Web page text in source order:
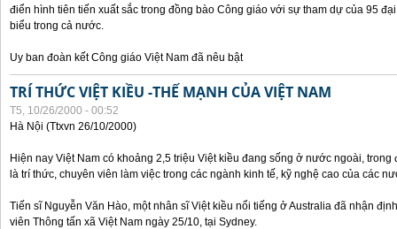
điển hình tiên tiến xuất sắc trong đồng bào Công giáo với sự tham dự của 95
biểu trong cả nước.
Uy ban đoàn kết Công giáo Việt Nam đã nêu bật
TRÍ THỨC VIỆT KIỀU -THẾ MẠNH CỦA VIỆT NAM
T5, 10/26/2000 - 00:52
Hà Nội (Ttxvn 26/10/2000)
Hiện nay Việt Nam có khoảng 2,5 triệu Việt kiều đang sống ở nước ngoài,
là trí thức, chuyên viên làm việc trong các ngành kinh tế, kỹ nghệ cao của các
Tiến sĩ Nguyễn Văn Hào, một nhân sĩ Việt kiều nổi tiếng ở Australia đã nhận
viên Thông tấn xã Việt Nam ngày 25/10, tại Sydney.